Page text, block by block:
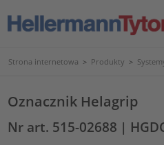
Strona internetowa > Produkty >
Oznacznik Helagrip
Nr art. 515-02688 |